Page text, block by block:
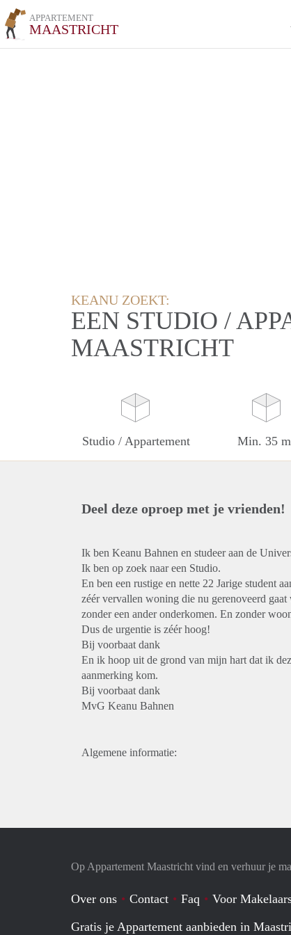
APPARTEMENT
MAASTRICHT
KEANU ZOEKT:
EEN STUDIO /
MAASTRICHT
Studio / Appartement Min. 35 m
Deel deze oproep met je vrienden!
Ik ben Keanu Bahnen en studeer aan de
Ik ben op zoek naar een Studio.
En ben een rustige en nette 22 Jarige student
zéér vervallen woning die nu gerenoveerd
zonder een ander onderkomen. En zonder
Dus de urgentie is zéér hoog!
Bij voorbaat dank
En ik hoop uit de grond van mijn hart dat ik
aanmerking kom.
Bij voorbaat dank
MvG Keanu Bahnen
Algemene informatie:
Op Appartement Maastricht vind en verhuur je
Over ons Contact Faq
Voor
Gratis je Appartement aanbieden in